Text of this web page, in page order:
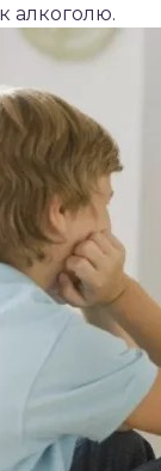
алкоголю.